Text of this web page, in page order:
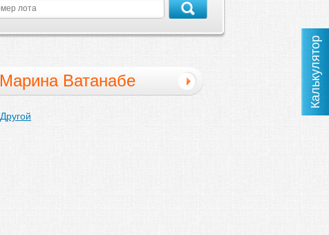
Марина Ватанабе
Другой
Калькулятор